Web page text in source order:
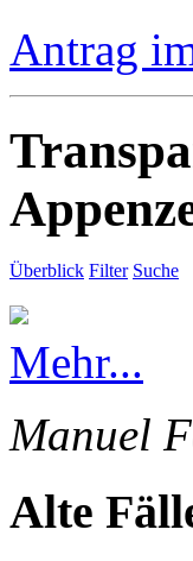
Antrag
Überblick Filter Suche
Mehr...
Manuel
Alte